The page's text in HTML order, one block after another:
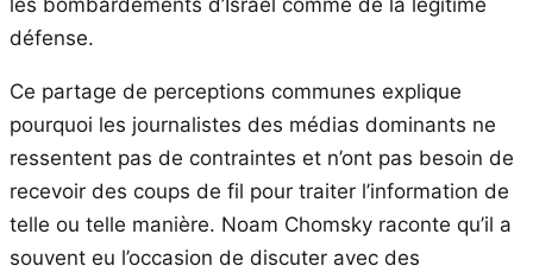
les bombardements d’Israël comme de la légitime
défense.
Ce partage de perceptions communes explique
pourquoi les journalistes des médias dominants ne
ressentent pas de contraintes et n’ont pas besoin de
recevoir des coups de fil pour traiter l’information de
telle ou telle manière. Noam Chomsky raconte qu’il a
souvent eu l’occasion de discuter avec des